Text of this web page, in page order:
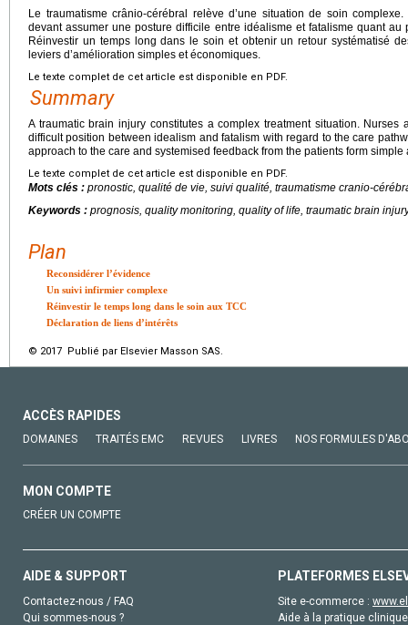
Le traumatisme crânio-cérébral relève d’une situation de soin
devant assumer une posture difficile entre idéalisme et fatalisme quant
Réinvestir un temps long dans le soin et obtenir un retour systématisé
leviers d’amélioration simples et économiques.
Le texte complet de cet article est disponible en PDF.
Summary
A traumatic brain injury constitutes a complex treatment situation.
difficult position between idealism and fatalism with regard to the care
approach to the care and systemised feedback from the patients form
Le texte complet de cet article est disponible en PDF.
Mots clés : pronostic, qualité de vie, suivi qualité, traumatisme cranio-
Keywords : prognosis, quality monitoring, quality of life, traumatic brain
Plan
Reconsidérer l’évidence
Un suivi infirmier complexe
Réinvestir le temps long dans le soin aux TCC
Déclaration de liens d’intérêts
© 2017 Publié par Elsevier Masson SAS.
ACCÈS RAPIDES
DOMAINES TRAITÉS EMC REVUES LIVRES NOS FORMULES
MON COMPTE
CRÉER UN COMPTE
AIDE & SUPPORT
Contactez-nous / FAQ
Qui sommes-nous ?
PLATEFORMES
Site e-commerce :
Aide à la pratique